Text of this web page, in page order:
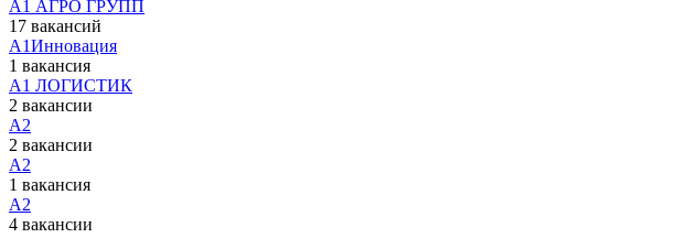
А1 АГРО ГРУПП
17 вакансий
А1Инновация
1 вакансия
А1 ЛОГИСТИК
2 вакансии
А2
2 вакансии
А2
1 вакансия
А2
4 вакансии